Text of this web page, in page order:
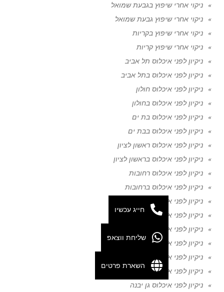
ניקוי אחרי שיפוץ בגבעת שמואל
ניקוי אחרי שיפוץ גבעת שמואל
ניקוי אחרי שיפוץ בקריות
ניקוי אחרי שיפוץ קריות
ניקיון לפני איכלוס תל אביב
ניקיון לפני איכלוס בתל אביב
ניקיון לפני איכלוס חולון
ניקיון לפני איכלוס בחולון
ניקיון לפני איכלוס בת ים
ניקיון לפני איכלוס בבת ים
ניקיון לפני איכלוס ראשון לציון
ניקיון לפני איכלוס בראשון לציון
ניקיון לפני איכלוס רחובות
ניקיון לפני איכלוס ברחובות
ניקיון לפני איכלוס נס ציונה
ניקיון לפני איכלוס בנס ציונה
ניקיון לפני איכלוס גדרה
ניקיון לפני איכלוס בגדרה
ניקיון לפני איכלוס יבנה
ניקיון לפני איכלוס ביבנה
ניקיון לפני איכלוס גן יבנה
חייג עכשיו
שליחת ווצאפ
השארת פרטים